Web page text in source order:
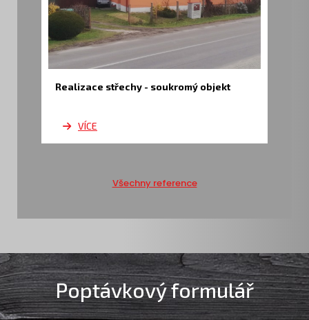
Realizace střechy - soukromý objekt
VÍCE
Všechny reference
Poptávkový formulář